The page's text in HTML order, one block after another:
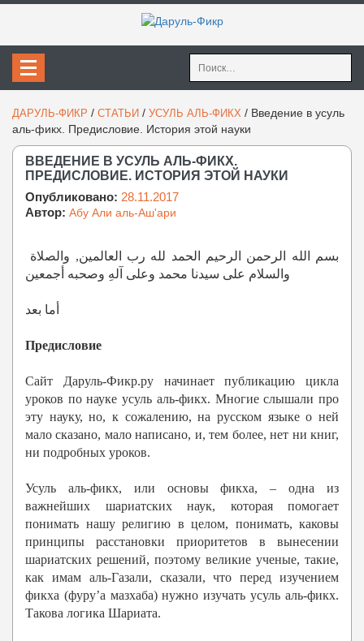
Найти:
ДАРУЛЬ-ФИКР / СТАТЬИ / УСУЛЬ АЛЬ-ФИКХ / Введение в усуль
аль-фикх. Предисловие. История этой науки
ВВЕДЕНИЕ В УСУЛЬ АЛЬ-ФИКХ.
ПРЕДИСЛОВИЕ. ИСТОРИЯ ЭТОЙ НАУКИ
Опубликовано: 28.11.2017
Автор: Абу Али аль-Аш'ари
بسم الله الرحمن الرحيم الحمد لله رب العالمين, والصلاة
والسلام على سيدنا محمد وعلى آلهِ وصحبه أجمعين
أما بعد
Предисловие
Сайт Даруль-Фикр.ру начинает публикацию цикла
уроков по науке усуль аль-фикх. Многие слышали про
эту науку, но, к сожалению, на русском языке о ней
мало сказано, мало написано, и, тем более, нет ни книг,
ни подробных уроков.
Усуль аль-фикх, или основы фикха, – одна из
важнейших шариатских наук, которая помогает
понимать нашу религию в целом, понимать, каковы
принципы расстановки приоритетов в вынесении
шариатских решений, поэтому великие ученые, такие,
как имам аль-Газали, сказали, что перед изучением
фикха (фуру’а мазхаба) нужно изучать усуль аль-фикх.
Такова логика Шариата.